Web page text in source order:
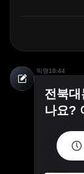
익명18:44
전북
나요?